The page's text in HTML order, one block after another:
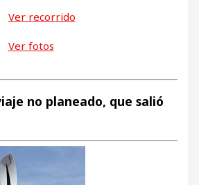
Ver recorrido
Ver fotos
no planeado, que salió